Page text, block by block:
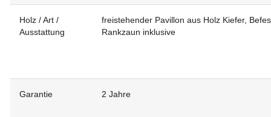
Holz / Art /
Ausstattung
freistehender Pavillon aus Holz Kiefer,
Rankzaun inklusive
Garantie 2 Jahre